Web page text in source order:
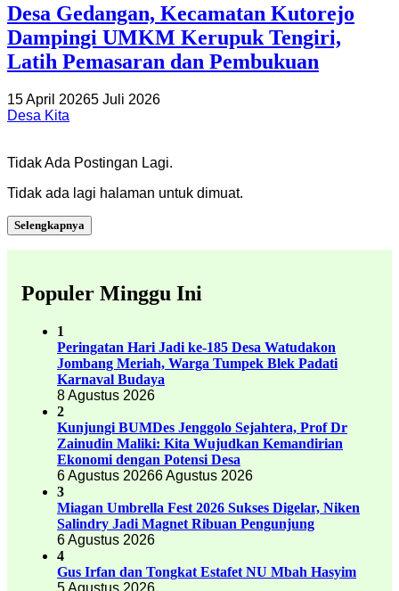
Desa Gedangan, Kecamatan Kutorejo
Dampingi UMKM Kerupuk Tengiri,
Latih Pemasaran dan Pembukuan
15 April 20265 Juli 2026
Desa Kita
Tidak Ada Postingan Lagi.
Tidak ada lagi halaman untuk dimuat.
Selengkapnya
Populer Minggu Ini
1
Peringatan Hari Jadi ke-185 Desa Watudakon
Jombang Meriah, Warga Tumpek Blek Padati
Karnaval Budaya
8 Agustus 2026
2
Kunjungi BUMDes Jenggolo Sejahtera, Prof Dr
Zainudin Maliki: Kita Wujudkan Kemandirian
Ekonomi dengan Potensi Desa
6 Agustus 20266 Agustus 2026
3
Miagan Umbrella Fest 2026 Sukses Digelar, Niken
Salindry Jadi Magnet Ribuan Pengunjung
6 Agustus 2026
4
Gus Irfan dan Tongkat Estafet NU Mbah Hasyim
5 Agustus 2026